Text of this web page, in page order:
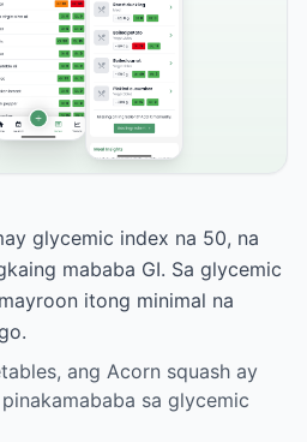
glycemic index na 50, na
mababa GI. Sa glycemic
itong minimal na
ang Acorn squash ay
sa glycemic